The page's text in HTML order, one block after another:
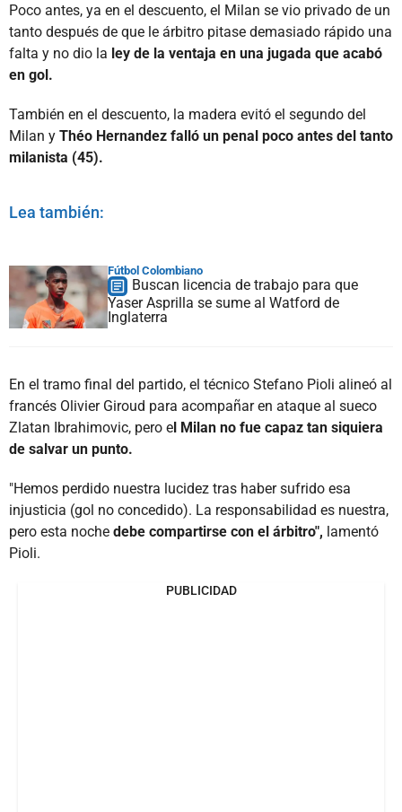
Poco antes, ya en el descuento, el Milan se vio privado de un
tanto después de que le árbitro pitase demasiado rápido una
falta y no dio la ley de la ventaja en una jugada que acabó
en gol.
También en el descuento, la madera evitó el segundo del
Milan y Théo Hernandez falló un penal poco antes del tanto
milanista (45).
Lea también:
Fútbol Colombiano
Buscan licencia de trabajo para que
Yaser Asprilla se sume al Watford de
Inglaterra
En el tramo final del partido, el técnico Stefano Pioli alineó al
francés Olivier Giroud para acompañar en ataque al sueco
Zlatan Ibrahimovic, pero el Milan no fue capaz tan siquiera
de salvar un punto.
"Hemos perdido nuestra lucidez tras haber sufrido esa
injusticia (gol no concedido). La responsabilidad es nuestra,
pero esta noche debe compartirse con el árbitro", lamentó
Pioli.
PUBLICIDAD